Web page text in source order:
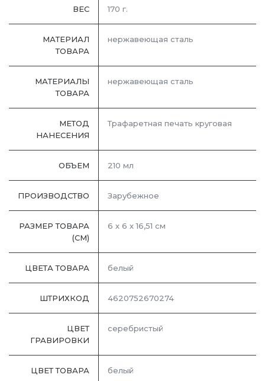
ВЕС 170 г.
МАТЕРИАЛ
ТОВАРА
нержавеющая сталь
МАТЕРИАЛЫ
ТОВАРА
нержавеющая cталь
МЕТОД
НАНЕСЕНИЯ
Трафаретная печать круговая
ОБЪЕМ 210 мл
ПРОИЗВОДСТВО Зарубежное
РАЗМЕР ТОВАРА
(СМ)
6 х 6 х 16,51 см
ЦВЕТА ТОВАРА белый
ШТРИХКОД 4620752670274
ЦВЕТ
ГРАВИРОВКИ
серебристый
ЦВЕТ ТОВАРА белый